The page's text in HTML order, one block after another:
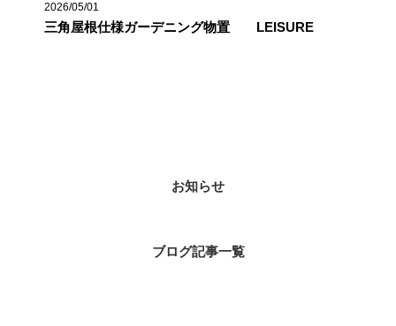
2026/05/01
三角屋根仕様ガーデニング物置 LEISURE
お知らせ
ブログ記事一覧